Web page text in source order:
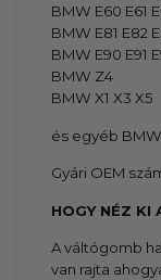
BMW E60 E61
BMW E81 E82
BMW E90 E91
BMW Z4
BMW X1 X3 X5
és egyéb
Gyári OEM
HOGY NÉZ KI
A váltógomb
van rajta